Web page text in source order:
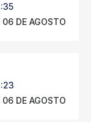
DE AGOSTO
DE AGOSTO